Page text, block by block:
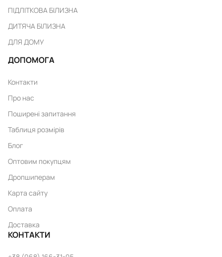
ПІДЛІТКОВА БІЛИЗНА
ДИТЯЧА БІЛИЗНА
ДЛЯ ДОМУ
ДОПОМОГА
Контакти
Про нас
Поширені запитання
Таблиця розмірів
Блог
Оптовим покупцям
Дропшиперам
Карта сайту
Оплата
Доставка
КОНТАКТИ